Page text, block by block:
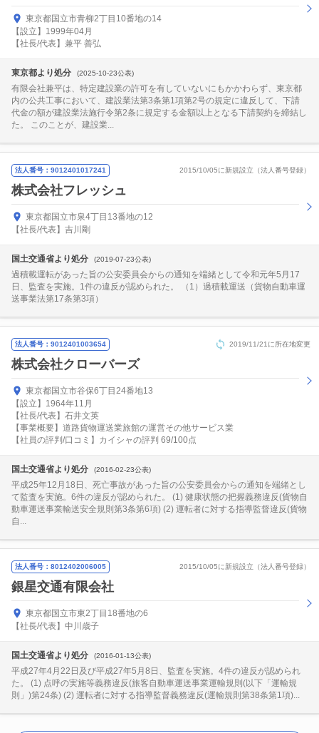
東京都国立市青柳2丁目10番地の14
【設立】1999年04月
【社長/代表】兼平 善弘
東京都より処分 (2025-10-23公表)
有限会社兼平は、特定建設業の許可を有していないにもかかわらず、東京都
内の公共工事において、建設業法第3条第1項第2号の規定に違反して、下請
代金の額が建設業法施行令第2条に規定する金額以上となる下請契約を締結し
た。 このことが、建設業...
法人番号：9012401017241 2015/10/05に新規設立（法人番号登録）
株式会社フレッシュ
東京都国立市泉4丁目13番地の12
【社長/代表】吉川剛
国土交通省より処分 (2019-07-23公表)
過積載運転があった旨の公安委員会からの通知を端緒として令和元年5月17
日、監査を実施。1件の違反が認められた。 （1）過積載運送（貨物自動車運
送事業法第17条第3項）
法人番号：9012401003654 2019/11/21に所在地変更
株式会社クローバーズ
東京都国立市谷保6丁目24番地13
【設立】1964年11月
【社長/代表】石井文英
【事業概要】道路貨物運送業旅館の運営その他サービス業
【社員の評判/口コミ】カイシャの評判 69/100点
国土交通省より処分 (2016-02-23公表)
平成25年12月18日、死亡事故があった旨の公安委員会からの通知を端緒とし
て監査を実施。6件の違反が認められた。 (1) 健康状態の把握義務違反(貨物自
動車運送事業輸送安全規則第3条第6項) (2) 運転者に対する指導監督違反(貨物
自...
法人番号：8012402006005 2015/10/05に新規設立（法人番号登録）
銀星交通有限会社
東京都国立市東2丁目18番地の6
【社長/代表】中川歳子
国土交通省より処分 (2016-01-13公表)
平成27年4月22日及び平成27年5月8日、監査を実施。4件の違反が認められ
た。 (1) 点呼の実施等義務違反(旅客自動車運送事業運輸規則(以下「運輸規
則」)第24条) (2) 運転者に対する指導監督義務違反(運輸規則第38条第1項)...